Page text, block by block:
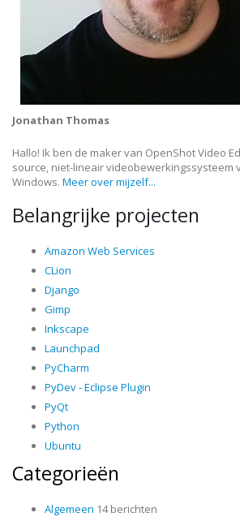
Jonathan Thomas
Hallo! Ik ben de maker van OpenShot Video
source, niet-lineair videobewerkingssysteem
Windows. Meer over mijzelf...
Belangrijke projecten
Amazon Web Services
CLion
Django
Gimp
Inkscape
Launchpad
PyCharm
PyDev - Eclipse Plugin
PyQt
Python
Ubuntu
Categorieën
Algemeen 14 berichten